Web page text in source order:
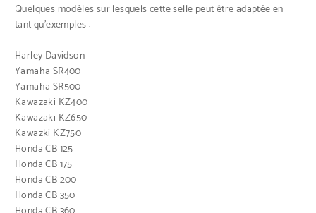
Quelques modèles sur lesquels cette selle peut être adaptée en
tant qu’exemples :
Harley Davidson
Yamaha SR400
Yamaha SR500
Kawazaki KZ400
Kawazaki KZ650
Kawazki KZ750
Honda CB 125
Honda CB 175
Honda CB 200
Honda CB 350